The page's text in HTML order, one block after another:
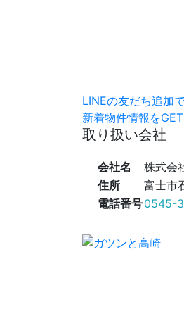
LINEの友だち追加
新着物件情報をGET
取り扱い会社
会社名 株式会
住所
富士市
電話番号0545-